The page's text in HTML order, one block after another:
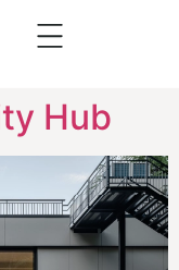
Hub